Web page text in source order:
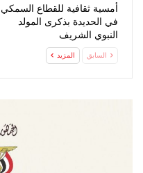
أمسية ثقافية للقطاع السمكي
في الحديدة بذكرى المولد
النبوي الشريف
السابق المزيد